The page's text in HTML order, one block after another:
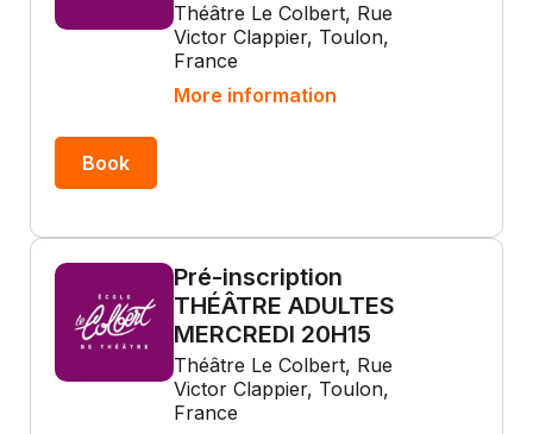
Théâtre Le Colbert, Rue
Victor Clappier, Toulon,
France
More information
Book
Pré-inscription
THÉÂTRE ADULTES
MERCREDI 20H15
Théâtre Le Colbert, Rue
Victor Clappier, Toulon,
France